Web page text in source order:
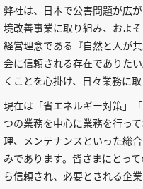
弊社は、日本で公害問題が広
境改善事業に取り組み、およそ
経営理念である『自然と人が
会に信頼される存在でありた
くことを心掛け、日々業務に
現在は「省エネルギー対策」
つの業務を中心に業務を行っ
理、メンテナンスといった総
みであります。皆さまにとっ
ら信頼され、必要とされる企